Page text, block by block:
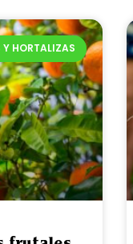
Y HORTALIZAS